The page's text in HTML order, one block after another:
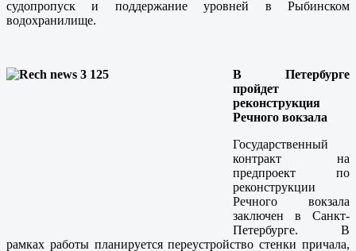
судопропуск и поддержание уровней в Рыбинском
водохранилище.
В Петербурге
пройдет
реконструкция
Речного вокзала
Государственный
контракт на
предпроект по
реконструкции
Речного вокзала
заключен в Санкт-
Петербурге. В
рамках работы планируется переустройство стенки причала,